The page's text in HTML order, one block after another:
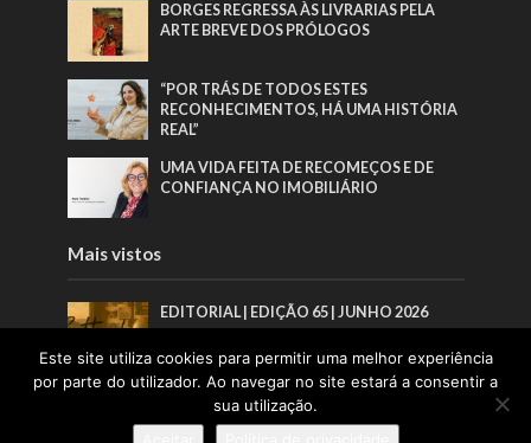
BORGES REGRESSA ÀS LIVRARIAS PELA
ARTE BREVE DOS PRÓLOGOS
“POR TRÁS DE TODOS ESTES
RECONHECIMENTOS, HÁ UMA HISTÓRIA
REAL”
UMA VIDA FEITA DE RECOMEÇOS E DE
CONFIANÇA NO IMOBILIÁRIO
Mais vistos
EDITORIAL | EDIÇÃO 65 | JUNHO 2026
BORGES REGRESSA ÀS LIVRARIAS PELA
ARTE BREVE DOS PRÓLOGOS
Este site utiliza cookies para permitir uma melhor experiência
por parte do utilizador. Ao navegar no site estará a consentir a
sua utilização.